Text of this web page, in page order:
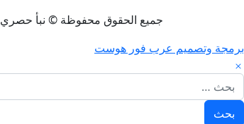
جميع الحقوق محفوظة © نبأ حصري 2023
برمجة وتصميم عرب فور هوست
البحث عن: